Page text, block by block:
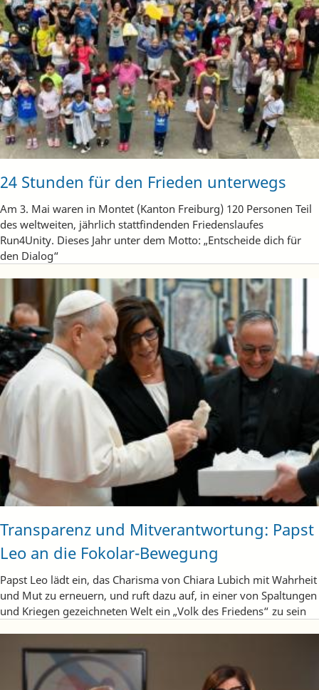
24 Stunden für den Frieden unterwegs
Am 3. Mai waren in Montet (Kanton Freiburg) 120 Personen Teil
des weltweiten, jährlich stattfindenden Friedenslaufes
Run4Unity. Dieses Jahr unter dem Motto: „Entscheide dich für
den Dialog“
Transparenz und Mitverantwortung: Papst
Leo an die Fokolar-Bewegung
Papst Leo lädt ein, das Charisma von Chiara Lubich mit Wahrheit
und Mut zu erneuern, und ruft dazu auf, in einer von Spaltungen
und Kriegen gezeichneten Welt ein „Volk des Friedens“ zu sein